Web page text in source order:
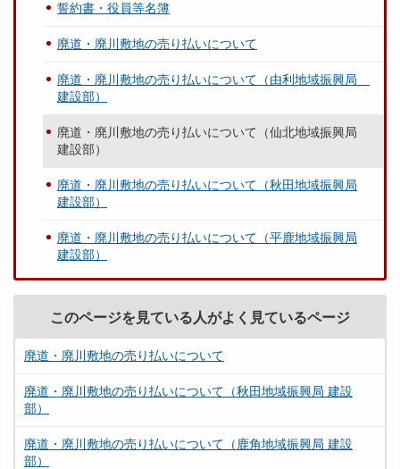
誓約書・役員等名簿
廃道・廃川敷地の売り払いについて
廃道・廃川敷地の売り払いについて（由利地域振興局
建設部）
廃道・廃川敷地の売り払いについて（仙北地域振興局
建設部）
廃道・廃川敷地の売り払いについて（秋田地域振興局
建設部）
廃道・廃川敷地の売り払いについて（平鹿地域振興局
建設部）
このページを見ている人がよく見ているページ
廃道・廃川敷地の売り払いについて
廃道・廃川敷地の売り払いについて（秋田地域振興局 建設
部）
廃道・廃川敷地の売り払いについて（鹿角地域振興局 建設
部）